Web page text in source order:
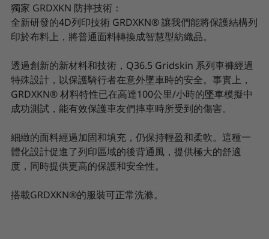
獨家 GRDXKN 防摔技術：
全新研發的4D列印技術 GRDXKN® 讓我們能將保護結構列
印於布料上，將普通面料轉換成智慧型紡織品。
透過創新的新材料和技術，Q36.5 Gridskin 系列車褲經過
特殊設計，以保護騎行者在意外墜車時的安全。事實上，
GRDXKN® 材料特性已在高達100公里/小時的墜車模擬中
成功測試，能有效保護車友們摔車時所受到的傷害。
細緻的面料經過加固和填充，仍保持輕盈和柔軟。這種一
體化設計促進了列印區域的後背通風，提供極大的舒適
度，同時提供更高的保護和安全性。
搭載GRDXKN®的服裝可正常洗滌。